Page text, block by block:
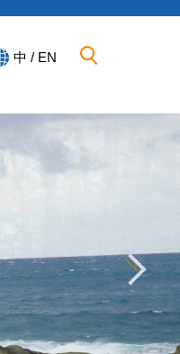
中 / EN